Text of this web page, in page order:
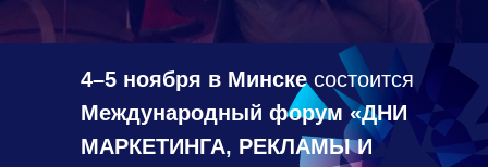
4–5 ноября в Минскесостоится
Международный форум «ДНИ
МАРКЕТИНГА, РЕКЛАМЫ И